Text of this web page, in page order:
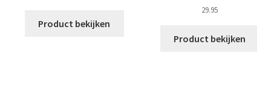
Product bekijken
29.95
Product bekijken